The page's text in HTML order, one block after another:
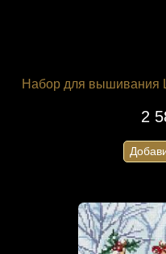
Набор для вышивания
2